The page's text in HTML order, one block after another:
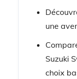
une
Suzuki
choix